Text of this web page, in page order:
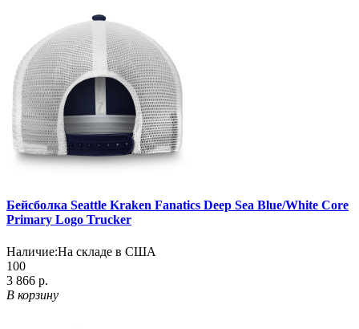
Бейсболка Seattle Kraken Fanatics Deep Sea Blue/White Core
Primary Logo Trucker
Наличие:На складе в США
100
3 866 р.
В корзину